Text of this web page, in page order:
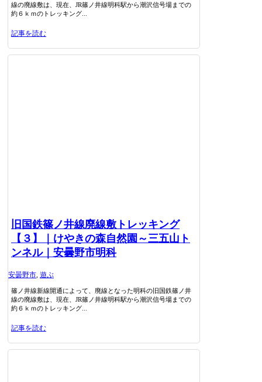
線の廃線敷は、現在、JR篠ノ井線明科駅から潮沢信号場までの
約６ｋｍのトレッキング...
記事を読む
旧国鉄篠ノ井線廃線敷トレッキング
【３】｜けやきの森自然園～三五山ト
ンネル｜安曇野市明科
安曇野市 遊ぶ
篠ノ井線新線開通によって、廃線となった明科の旧国鉄篠ノ井
線の廃線敷は、現在、JR篠ノ井線明科駅から潮沢信号場までの
約６ｋｍのトレッキング...
記事を読む